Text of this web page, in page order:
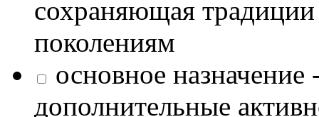
сохраняющая
поколениям
основное назначение
дополнительные